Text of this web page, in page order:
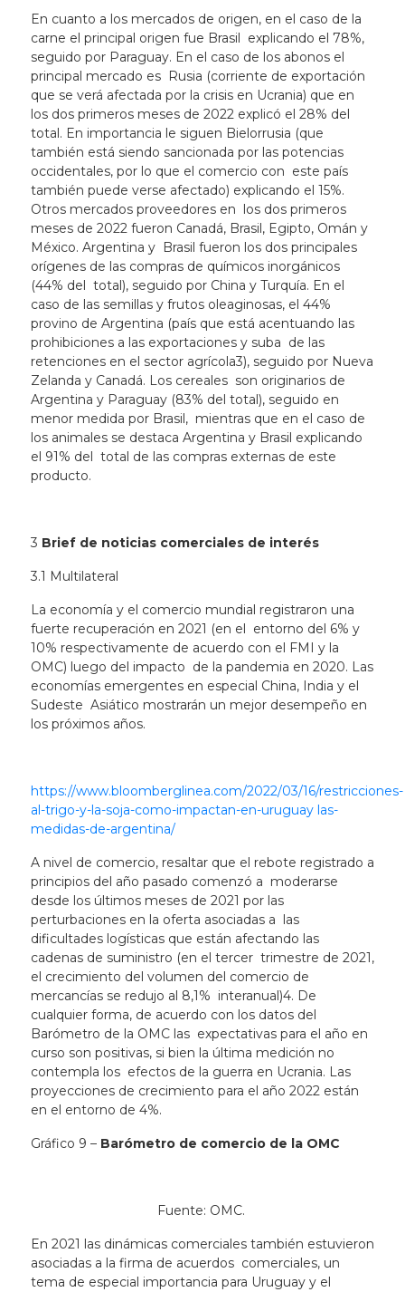
En cuanto a los mercados de origen, en el caso de la
carne el principal origen fue Brasil explicando el 78%,
seguido por Paraguay. En el caso de los abonos el
principal mercado es Rusia (corriente de exportación
que se verá afectada por la crisis en Ucrania) que en
los dos primeros meses de 2022 explicó el 28% del
total. En importancia le siguen Bielorrusia (que
también está siendo sancionada por las potencias
occidentales, por lo que el comercio con este país
también puede verse afectado) explicando el 15%.
Otros mercados proveedores en los dos primeros
meses de 2022 fueron Canadá, Brasil, Egipto, Omán y
México. Argentina y Brasil fueron los dos principales
orígenes de las compras de químicos inorgánicos
(44% del total), seguido por China y Turquía. En el
caso de las semillas y frutos oleaginosas, el 44%
provino de Argentina (país que está acentuando las
prohibiciones a las exportaciones y suba de las
retenciones en el sector agrícola3), seguido por Nueva
Zelanda y Canadá. Los cereales son originarios de
Argentina y Paraguay (83% del total), seguido en
menor medida por Brasil, mientras que en el caso de
los animales se destaca Argentina y Brasil explicando
el 91% del total de las compras externas de este
producto.
3 Brief de noticias comerciales de interés
3.1 Multilateral
La economía y el comercio mundial registraron una
fuerte recuperación en 2021 (en el entorno del 6% y
10% respectivamente de acuerdo con el FMI y la
OMC) luego del impacto de la pandemia en 2020. Las
economías emergentes en especial China, India y el
Sudeste Asiático mostrarán un mejor desempeño en
los próximos años.
https://www.bloomberglinea.com/2022/03/16/restricciones-
al-trigo-y-la-soja-como-impactan-en-uruguay las-
medidas-de-argentina/
A nivel de comercio, resaltar que el rebote registrado a
principios del año pasado comenzó a moderarse
desde los últimos meses de 2021 por las
perturbaciones en la oferta asociadas a las
dificultades logísticas que están afectando las
cadenas de suministro (en el tercer trimestre de 2021,
el crecimiento del volumen del comercio de
mercancías se redujo al 8,1% interanual)4. De
cualquier forma, de acuerdo con los datos del
Barómetro de la OMC las expectativas para el año en
curso son positivas, si bien la última medición no
contempla los efectos de la guerra en Ucrania. Las
proyecciones de crecimiento para el año 2022 están
en el entorno de 4%.
Gráfico 9 – Barómetro de comercio de la OMC
Fuente: OMC.
En 2021 las dinámicas comerciales también estuvieron
asociadas a la firma de acuerdos comerciales, un
tema de especial importancia para Uruguay y el